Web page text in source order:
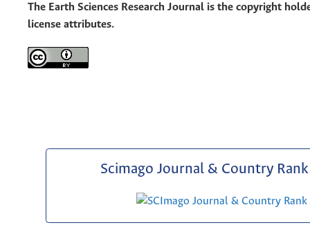
The Earth Sciences Research Journal is the copyright
license attributes.
Scimago Journal & Country Rank